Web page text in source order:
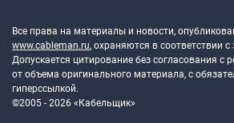
Все права на материалы и новости,
www.cableman.ru, охраняются в соответствии
Допускается цитирование без согласования с
от объема оригинального материала, с
гиперссылкой.
©2005 - 2026 «Кабельщик»